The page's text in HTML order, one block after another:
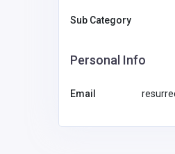
Sub Category
Personal Info
Email